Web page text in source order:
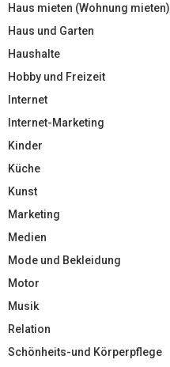
Haus mieten (Wohnung mieten)
Haus und Garten
Haushalte
Hobby und Freizeit
Internet
Internet-Marketing
Kinder
Küche
Kunst
Marketing
Medien
Mode und Bekleidung
Motor
Musik
Relation
Schönheits-und Körperpflege